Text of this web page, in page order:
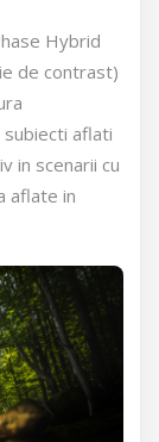
Hybrid
de contrast)
aflati
in scenarii cu
aflate in